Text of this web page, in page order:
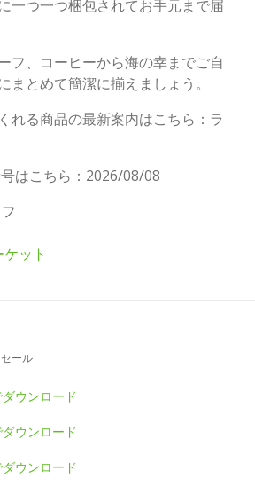
一つ一つ梱包されてお手元まで届
フ、コーヒーから海の幸までご自
まとめて簡潔に揃えましょう。
れる商品の最新案内はこちら：ラ
はこちら：2026/08/08
ット
ール
ダウンロード
ダウンロード
ダウンロード